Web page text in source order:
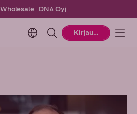
Wholesale DNA Oyj
Change language. Current
Kirjaudu